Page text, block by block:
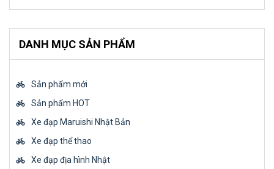
DANH MỤC SẢN PHẨM
Sản phẩm mới
Sản phẩm HOT
Xe đạp Maruishi Nhật Bản
Xe đạp thể thao
Xe đạp địa hình Nhật